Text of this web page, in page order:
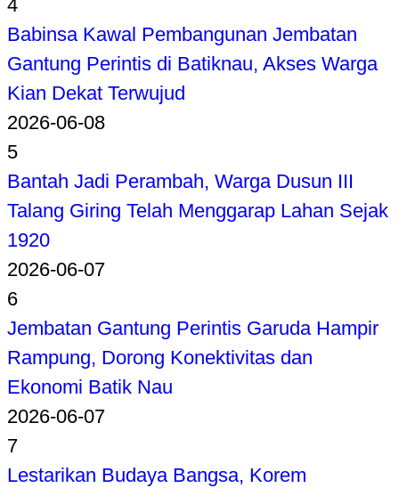
4
Babinsa Kawal Pembangunan Jembatan
Gantung Perintis di Batiknau, Akses Warga
Kian Dekat Terwujud
2026-06-08
5
Bantah Jadi Perambah, Warga Dusun III
Talang Giring Telah Menggarap Lahan Sejak
1920
2026-06-07
6
Jembatan Gantung Perintis Garuda Hampir
Rampung, Dorong Konektivitas dan
Ekonomi Batik Nau
2026-06-07
7
Lestarikan Budaya Bangsa, Korem